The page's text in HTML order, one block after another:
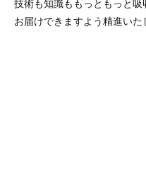
技術も知識ももっともっと
お届けできますよう精進いた